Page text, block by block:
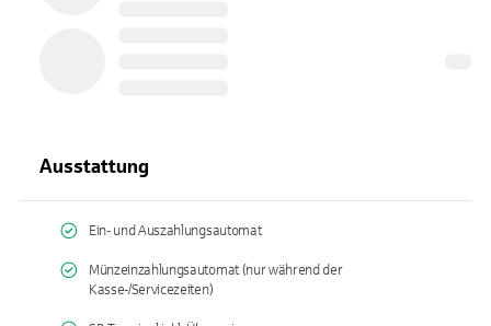
Ausstattung
Ein- und Auszahlungsautomat
Münzeinzahlungsautomat (nur während der
Kasse-/Servicezeiten)